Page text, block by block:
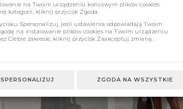
na Twoim urządzeniu końcowym plików cookies
kategorii, kliknij przycisk Zgoda.
Spersonalizuj, jeśli ustawienia odpowiadają Twoim
na instalowanie plików cookies na Twoim urządzeniu
Ciebie zakresie, kliknij przycisk Zaakceptuj zmianę.
SPERSONALIZUJ ZGODA NA WSZYSTKIE